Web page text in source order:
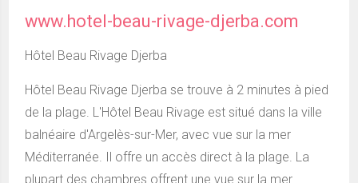
www.hotel-beau-rivage-djerba.com
Hôtel Beau Rivage Djerba
Hôtel Beau Rivage Djerba se trouve à 2 minutes à pied
de la plage. L'Hôtel Beau Rivage est situé dans la ville
balnéaire d'Argelès-sur-Mer, avec vue sur la mer
Méditerranée. Il offre un accès direct à la plage. La
plupart des chambres offrent une vue sur la mer.